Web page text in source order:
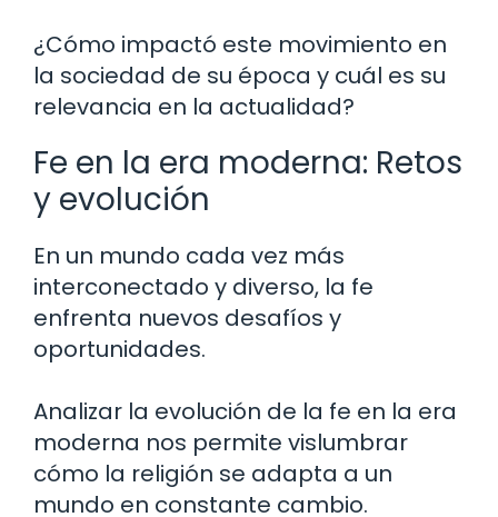
¿Cómo impactó este movimiento en
la sociedad de su época y cuál es su
relevancia en la actualidad?
Fe en la era moderna: Retos
y evolución
En un mundo cada vez más
interconectado y diverso, la fe
enfrenta nuevos desafíos y
oportunidades.
Analizar la evolución de la fe en la era
moderna nos permite vislumbrar
cómo la religión se adapta a un
mundo en constante cambio.